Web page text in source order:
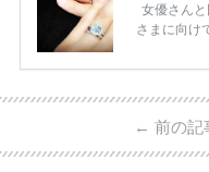
女優さん
さまに向け
ーウィンス
日本で人
・愛用して
← 前の記